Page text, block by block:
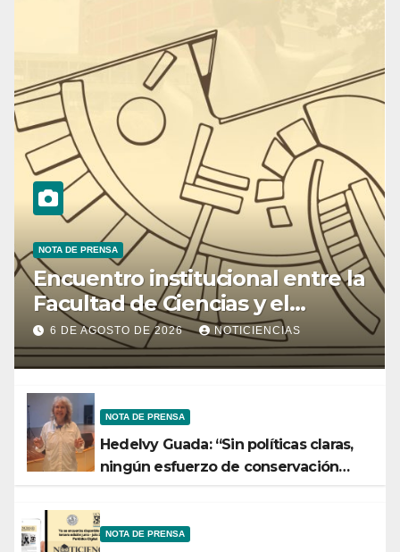
NOTA DE PRENSA
Encuentro institucional entre la
Facultad de Ciencias y el
Ministerio de Ciencia y
Tecnología
6 DE AGOSTO DE 2026 NOTICIENCIAS
NOTA DE PRENSA
Hedelvy Guada: “Sin políticas claras,
ningún esfuerzo de conservación
NOTA DE PRENSA